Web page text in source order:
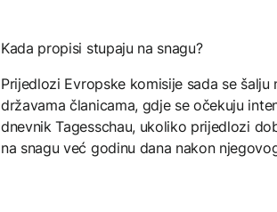
Kada propisi stupaju na snagu?
Prijedlozi Evropske komisije sada se
državama članicama, gdje se očekuju
dnevnik Tagesschau, ukoliko prijedlozi
na snagu već godinu dana nakon